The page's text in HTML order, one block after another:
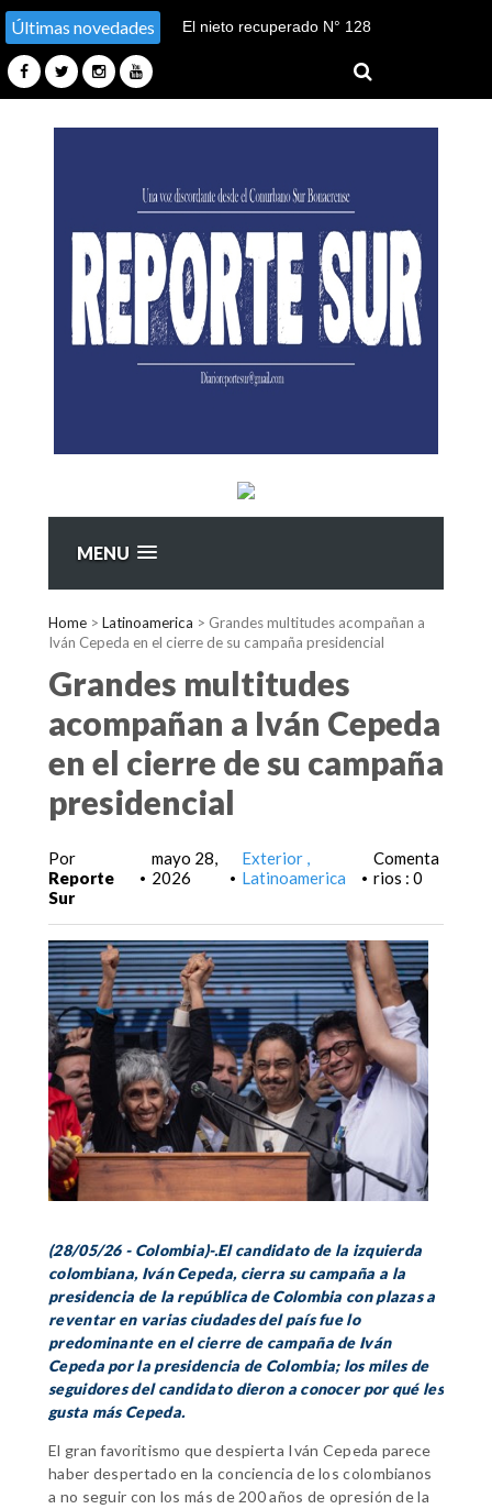
Últimas novedades
El nieto recuperado N° 128
sustracción y sustitución de
identidad en Tucumán
MENU
Home > Latinoamerica > Grandes multitudes acompañan a
Iván Cepeda en el cierre de su campaña presidencial
Grandes multitudes
acompañan a Iván Cepeda
en el cierre de su campaña
presidencial
Por
Reporte
Sur
•
mayo 28,
2026
•
Exterior
Latinoamerica
•
Comenta
rios : 0
(28/05/26 - Colombia)-.El candidato de la izquierda
colombiana, Iván Cepeda, cierra su campaña a la
presidencia de la república de Colombia con plazas a
reventar en varias ciudades del país fue lo
predominante en el cierre de campaña de Iván
Cepeda por la presidencia de Colombia; los miles de
seguidores del candidato dieron a conocer por qué les
gusta más Cepeda.
El gran favoritismo que despierta Iván Cepeda parece
haber despertado en la conciencia de los colombianos
a no seguir con los más de 200 años de opresión de la